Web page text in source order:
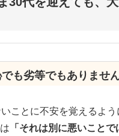
も劣等でもありませ
ことに不安を覚えるよ
「それは別に悪いことで